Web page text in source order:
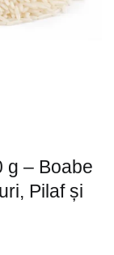
g – Boabe
Pilaf și